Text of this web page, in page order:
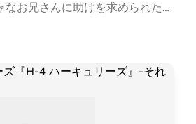
お兄さんに助けを求められた懐
リからはじまる数の数えネタに